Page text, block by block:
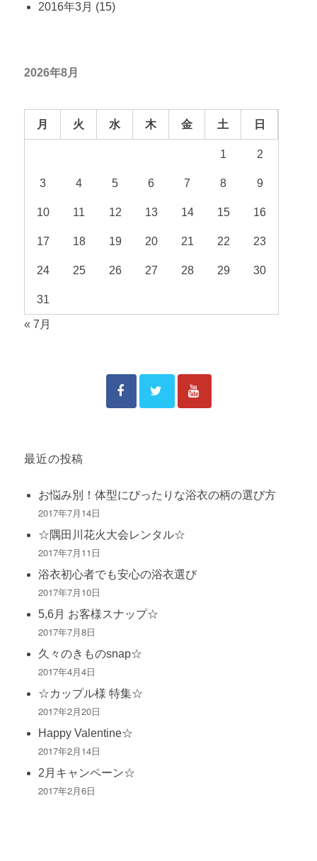
2016年3月 (15)
2026年8月
月 火 水 木 金 土 日
1 2
3 4 5 6 7 8 9
10 11 12 13 14 15 16
17 18 19 20 21 22 23
24 25 26 27 28 29 30
31
« 7月
最近の投稿
お悩み別！体型にぴったりな浴衣の柄の選び方
2017年7月14日
☆隅田川花火大会レンタル☆
2017年7月11日
浴衣初心者でも安心の浴衣選び
2017年7月10日
5,6月 お客様スナップ☆
2017年7月8日
久々のきものsnap☆
2017年4月4日
☆カップル様 特集☆
2017年2月20日
Happy Valentine☆
2017年2月14日
2月キャンペーン☆
2017年2月6日